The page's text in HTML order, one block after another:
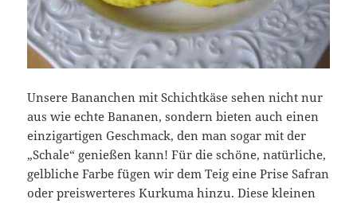
Unsere Bananchen mit Schichtkäse sehen nicht nur
aus wie echte Bananen, sondern bieten auch einen
einzigartigen Geschmack, den man sogar mit der
„Schale“ genießen kann! Für die schöne, natürliche,
gelbliche Farbe fügen wir dem Teig eine Prise Safran
oder preiswerteres Kurkuma hinzu. Diese kleinen